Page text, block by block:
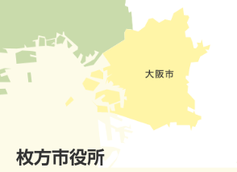
枚方市役所